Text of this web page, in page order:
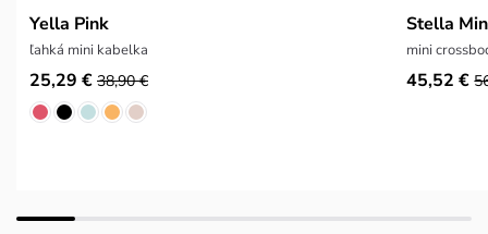
Yella Pink
ľahká mini kabelka
25,29 € 38,90 €
Stella
mini
45,52 €